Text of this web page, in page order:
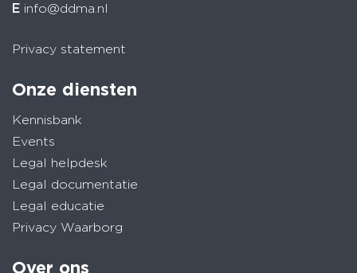
E info@ddma.nl
Privacy statement
Onze diensten
Kennisbank
Events
Legal helpdesk
Legal documentatie
Legal educatie
Privacy Waarborg
Over ons